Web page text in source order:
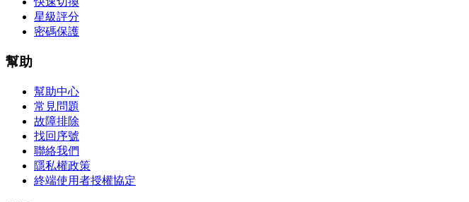
星級評分
密碼保護
幫助
幫助中心
常見問題
故障排除
找回序號
聯絡我們
隱私權政策
終端使用者授權協定